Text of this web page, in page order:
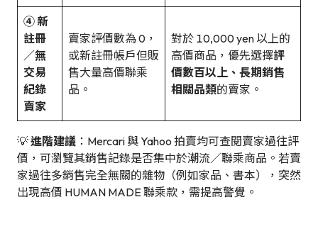
④ 新
註冊
／無
交易
紀錄
賣家
賣家評價數為 0，
或新註冊帳戶但販
售大量高價聯乘
品。
對於 10,000 yen 以上的
高價商品，優先選擇評
價數百以上、長期銷售
相關品類的賣家。
💡進階建議 ：Mercari 與 Yahoo 拍賣均可查閱賣家過往評
價，可瀏覽其銷售記錄是否集中於潮流／聯乘商品。若賣
家過往多銷售完全無關的雜物（例如家品、書本），突然
出現高價 HUMAN MADE 聯乘款，需提高警覺。